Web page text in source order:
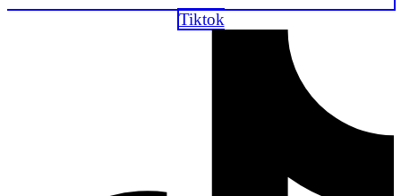
Tiktok